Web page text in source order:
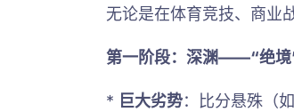
无论是在体育竞技、商业
第一阶段：深渊——“绝境
* 巨大劣势：比分悬殊（